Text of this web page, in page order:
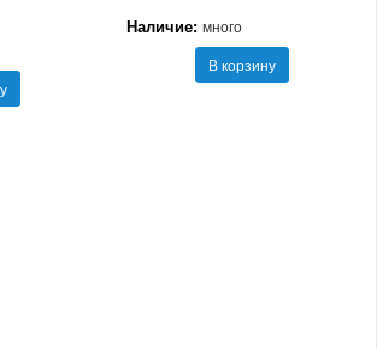
Наличие: много
В корзину